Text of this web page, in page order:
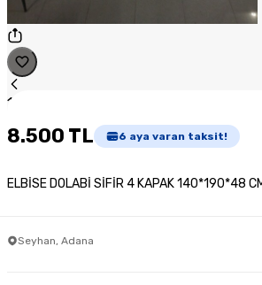
1
8.500 TL 6 aya varan taksit!
ELBİSE DOLABİ SİFİR 4 KAPAK 140*190*48
Seyhan, Adana